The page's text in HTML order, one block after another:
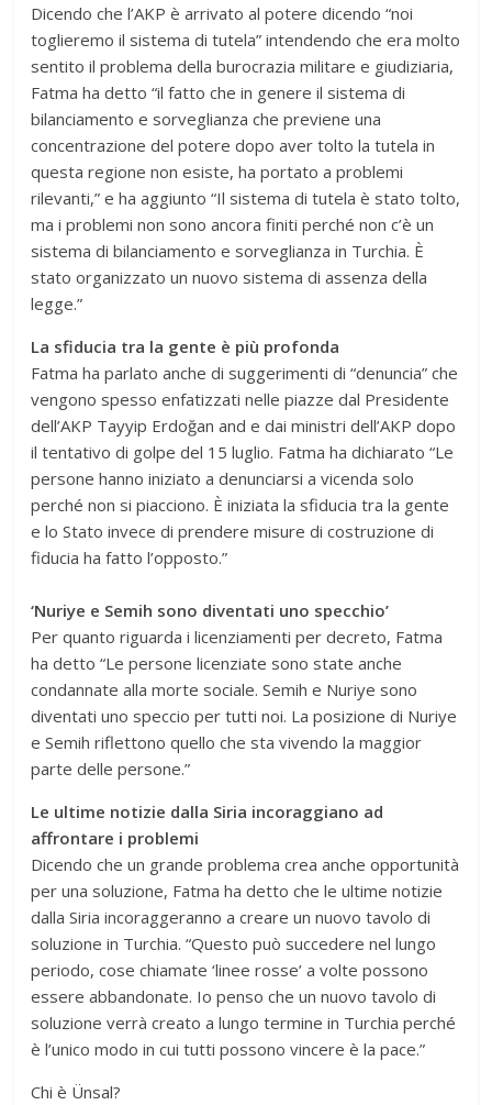
Dicendo che l’AKP è arrivato al potere dicendo “noi
toglieremo il sistema di tutela” intendendo che era molto
sentito il problema della burocrazia militare e giudiziaria,
Fatma ha detto “il fatto che in genere il sistema di
bilanciamento e sorveglianza che previene una
concentrazione del potere dopo aver tolto la tutela in
questa regione non esiste, ha portato a problemi
rilevanti,” e ha aggiunto “Il sistema di tutela è stato tolto,
ma i problemi non sono ancora finiti perché non c’è un
sistema di bilanciamento e sorveglianza in Turchia. È
stato organizzato un nuovo sistema di assenza della
legge.”
La sfiducia tra la gente è più profonda
Fatma ha parlato anche di suggerimenti di “denuncia” che
vengono spesso enfatizzati nelle piazze dal Presidente
dell’AKP Tayyip Erdoğan and e dai ministri dell’AKP dopo
il tentativo di golpe del 15 luglio. Fatma ha dichiarato “Le
persone hanno iniziato a denunciarsi a vicenda solo
perché non si piacciono. È iniziata la sfiducia tra la gente
e lo Stato invece di prendere misure di costruzione di
fiducia ha fatto l’opposto.”
‘Nuriye e Semih sono diventati uno specchio’
Per quanto riguarda i licenziamenti per decreto, Fatma
ha detto “Le persone licenziate sono state anche
condannate alla morte sociale. Semih e Nuriye sono
diventati uno speccio per tutti noi. La posizione di Nuriye
e Semih riflettono quello che sta vivendo la maggior
parte delle persone.”
Le ultime notizie dalla Siria incoraggiano ad
affrontare i problemi
Dicendo che un grande problema crea anche opportunità
per una soluzione, Fatma ha detto che le ultime notizie
dalla Siria incoraggeranno a creare un nuovo tavolo di
soluzione in Turchia. “Questo può succedere nel lungo
periodo, cose chiamate ‘linee rosse’ a volte possono
essere abbandonate. Io penso che un nuovo tavolo di
soluzione verrà creato a lungo termine in Turchia perché
è l’unico modo in cui tutti possono vincere è la pace.”
Chi è Ünsal?